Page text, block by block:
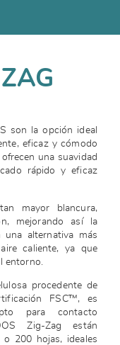
son la opción ideal
eficaz y cómodo
una suavidad
rápido y eficaz
mayor blancura,
mejorando así la
una alternativa más
caliente, ya que
entorno.
procedente de
FSC™, es
para contacto
Zig-Zag están
200 hojas, ideales